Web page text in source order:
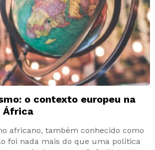
o contexto europeu na
África
africano, também conhecido como
foi nada mais do que uma política